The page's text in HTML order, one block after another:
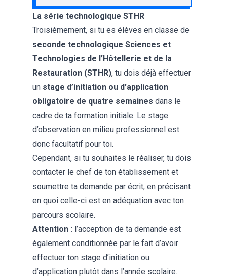
La série technologique STHR
Troisièmement, si tu es élèves en classe de
seconde technologique Sciences et
Technologies de l’Hôtellerie et de la
Restauration (STHR), tu dois déjà effectuer
un stage d’initiation ou d’application
obligatoire de quatre semaines dans le
cadre de ta formation initiale. Le stage
d’observation en milieu professionnel est
donc facultatif pour toi.
Cependant, si tu souhaites le réaliser, tu dois
contacter le chef de ton établissement et
soumettre ta demande par écrit, en précisant
en quoi celle-ci est en adéquation avec ton
parcours scolaire.
Attention : l’acception de ta demande est
également conditionnée par le fait d’avoir
effectuer ton stage d’initiation ou
d’application plutôt dans l’année scolaire.